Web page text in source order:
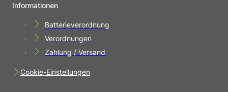
Informationen
Batterieverordnung
Verordnungen
Zahlung / Versand
Cookie-Einstellungen